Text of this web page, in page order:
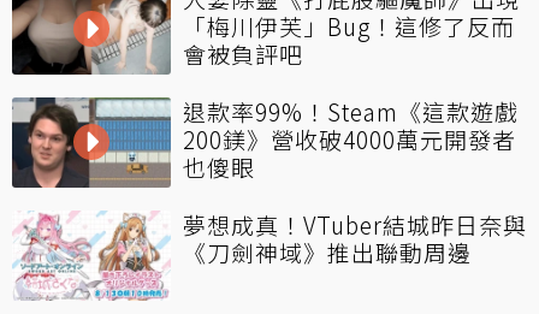
「梅川伊芙」Bug！這修了反而
會被負評吧
退款率99%！Steam《這款遊戲
200鎂》營收破4000萬元開發者
也傻眼
夢想成真！VTuber結城昨日奈與
《刀劍神域》推出聯動周邊